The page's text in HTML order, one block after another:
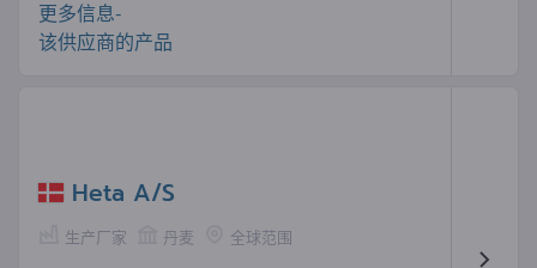
更多信息-
该供应商的产品
Heta A/S
生产厂家 丹麦 全球范围